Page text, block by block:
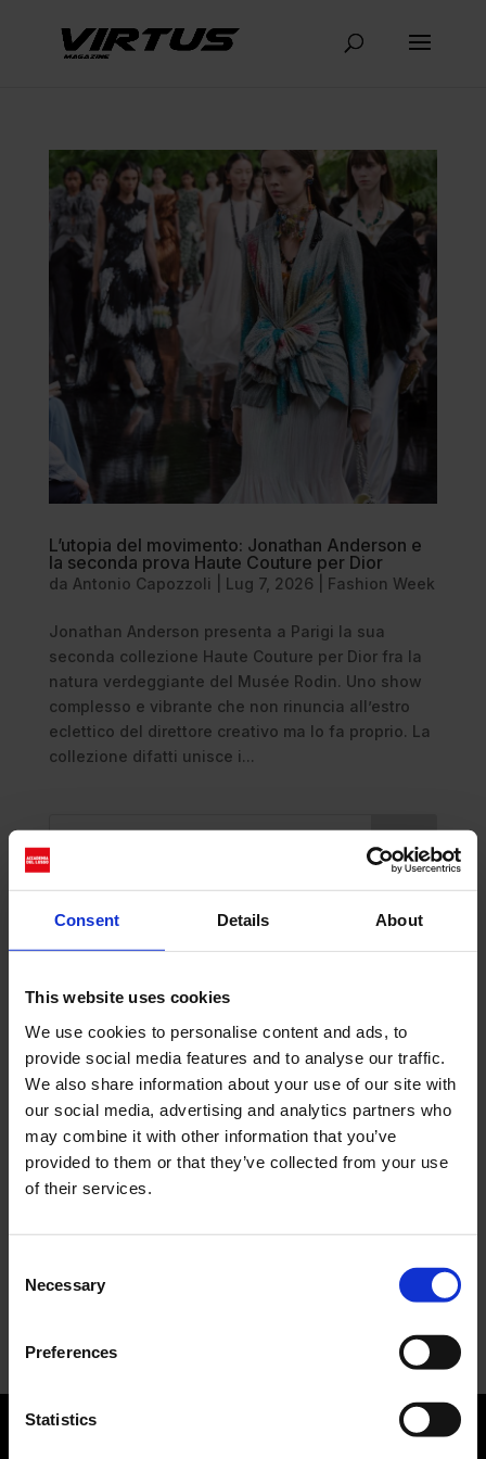
Consent Details About
This website uses cookies
We use cookies to personalise content and ads, to
provide social media features and to analyse our traffic.
We also share information about your use of our site with
our social media, advertising and analytics partners who
may combine it with other information that you’ve
provided to them or that they’ve collected from your use
of their services.
Selection
Necessary
Preferences
Statistics
L’utopia del movimento: Jonathan Anderson e
la seconda prova Haute Couture per Dior
da Antonio Capozzoli Lug 7, 2026 Fashion Week
Jonathan Anderson presenta a Parigi la sua
seconda collezione Haute Couture per Dior fra la
natura verdeggiante del Musée Rodin. Uno show
complesso e vibrante che non rinuncia all’estro
eclettico del direttore creativo ma lo fa proprio. La
collezione difatti unisce i...
Cerca
coraggio di chi persiste all’ombra degli eroi
Slayyyter e il sogno decadente della provincia
americana: chi è la nuova anti-diva della musica
elettro-pop
ASICS SportStyle e Little Tokyo Table Tennis: la
collaborazione e il lancio della Gel-Resolution™ 5
L’universo crepuscolare di Miu Miu: Hailey Bieber e
Xiao Wen Ju sono le protagoniste della nuova
Recent Comments